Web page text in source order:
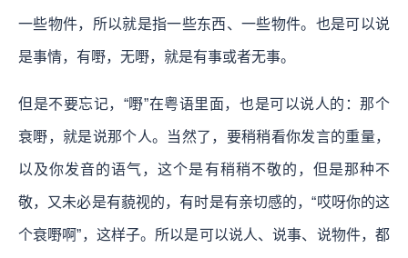
一些物件，所以就是指一些东西、一些物件。也是可以说
是事情，有嘢，无嘢，就是有事或者无事。
但是不要忘记，“嘢”在粤语里面，也是可以说人的：那个
衰嘢，就是说那个人。当然了，要稍稍看你发言的重量，
以及你发音的语气，这个是有稍稍不敬的，但是那种不
敬，又未必是有藐视的，有时是有亲切感的，“哎呀你的这
个衰嘢啊”，这样子。所以是可以说人、说事、说物件，都